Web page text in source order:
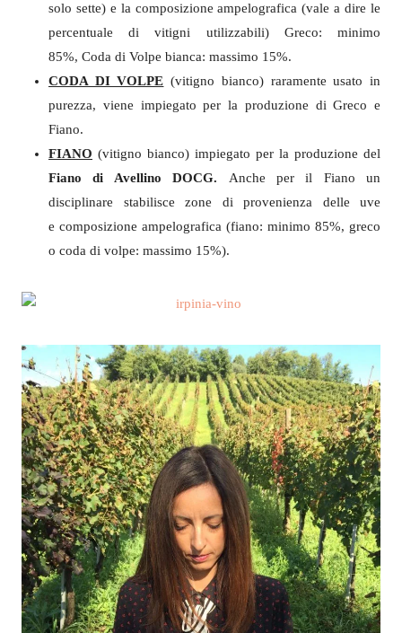
solo sette) e la composizione ampelografica (vale a dire le
percentuale di vitigni utilizzabili) Greco: minimo
85%, Coda di Volpe bianca: massimo 15%.
CODA DI VOLPE (vitigno bianco) raramente usato in
purezza, viene impiegato per la produzione di Greco e
Fiano.
FIANO (vitigno bianco) impiegato per la produzione del
Fiano di Avellino DOCG. Anche per il Fiano un
disciplinare stabilisce zone di provenienza delle uve
e composizione ampelografica (fiano: minimo 85%, greco
o coda di volpe: massimo 15%).